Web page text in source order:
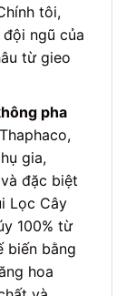
tôi,
đội ngũ của
từ gieo
pha
gia,
đặc biệt
Lọc Cây
100% từ
biến bằng
hoa